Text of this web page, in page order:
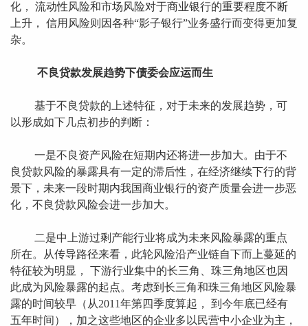
化， 流动性风险和市场风险对于商业银行的重要程度不断
上升， 信用风险则因各种“影子银行”业务盛行而变得更加复
杂。
不良贷款发展趋势下债委会应运而生
基于不良贷款的上述特征，对于未来的发展趋势，可
以形成如下几点初步的判断：
一是不良资产风险在短期内还将进一步加大。由于不
良贷款风险的暴露具有一定的滞后性，在经济继续下行的背
景下，未来一段时期内我国商业银行的资产质量会进一步恶
化，不良贷款风险会进一步加大。
二是中上游过剩产能行业将成为未来风险暴露的重点
所在。从传导路径来看，此轮风险沿产业链自下而上蔓延的
特征较为明显， 下游行业集中的长三角、珠三角地区也因
此成为风险暴露的起点。考虑到长三角和珠三角地区风险暴
露的时间较早（从2011年第四季度算起， 到今年底已经有
五年时间），加之这些地区的企业多以民营中小企业为主，